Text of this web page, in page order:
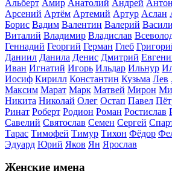
Альберт Амир Анатолий Андрей Антон
Арсений Артём Артемий Артур Аслан
Борис Вадим Валентин Валерий
Виталий Владимир Владислав
Геннадий Георгий Герман Глеб
Даниил Данила Денис Дмитрий
Иван Игнатий Игорь Ильдар Ильнур
Иосиф Кирилл Константин Кузьма Лев
Максим Марат Марк Матвей Мирон
Никита Николай Олег Остап Павел
Ринат Роберт Родион Роман Ростислав
Савелий Святослав Семен Сергей
Тарас Тимофей Тимур Тихон Фёдор
Эдуард Юрий Яков Ян Ярослав
Женские имена